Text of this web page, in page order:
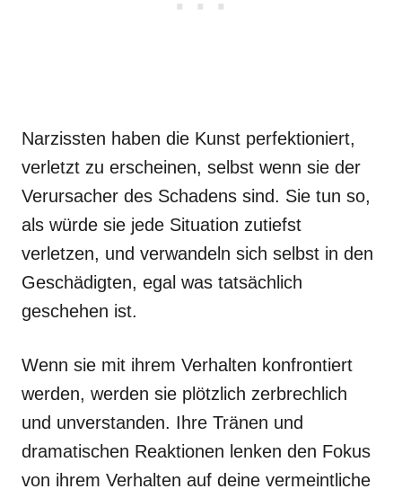
Narzissten haben die Kunst perfektioniert,
verletzt zu erscheinen, selbst wenn sie der
Verursacher des Schadens sind. Sie tun so,
als würde sie jede Situation zutiefst
verletzen, und verwandeln sich selbst in den
Geschädigten, egal was tatsächlich
geschehen ist.
Wenn sie mit ihrem Verhalten konfrontiert
werden, werden sie plötzlich zerbrechlich
und unverstanden. Ihre Tränen und
dramatischen Reaktionen lenken den Fokus
von ihrem Verhalten auf deine vermeintliche